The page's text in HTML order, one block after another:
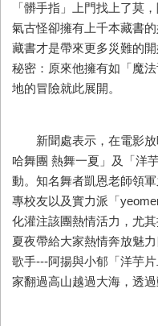
「髒手指」上門找上了莫
氣古怪卻擁有上千本藏書
藏書才是帶來更多災難的
秘密：原來他擁有如「魔
地的冒險就此展開。
新聞處表示，在電影放
哈舞團 熱舞一夏」及「洋
動。知名舞者凱恩老師領
專校友以及實力派「
化灌注該團熱情活力，尤
夏夜帶給大家熱情奔放魅
歌手---阿揚與小郁「洋芋
家翻過高山越過大海，透